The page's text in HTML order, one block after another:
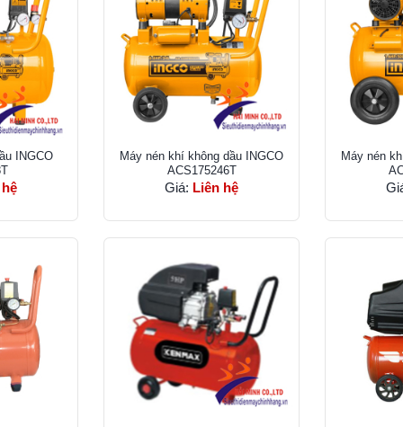
INGCO
Máy nén khí không dầu INGCO
ACS175246T
Giá: Liên hệ
Máy nén